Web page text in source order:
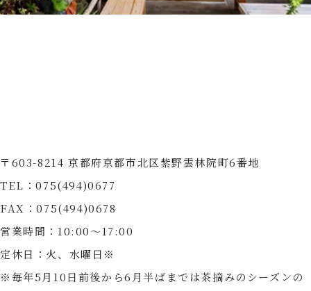
〒603-8214 京都府京都市北区紫野雲林院町6番地
TEL：075(494)0677
FAX：075(494)0678
営業時間：10:00〜17:00
定休日：火、水曜日※
※毎年5月10日前後から6月半ばまでは茶摘みのシーズンの